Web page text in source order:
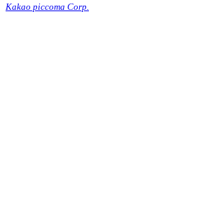
Kakao piccoma Corp.